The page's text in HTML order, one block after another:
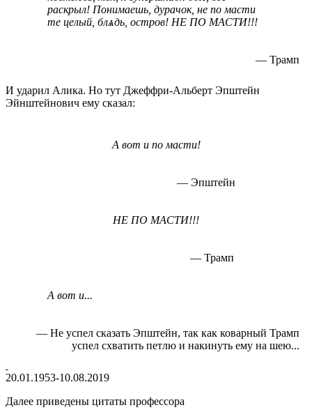
раскрыл! Понимаешь, дурачок, не по масти
те целый, блѧдь, остров! НЕ ПО МАСТИ!!!
— Трамп
И ударил Алика. Но тут Джеффри-Альберт Эпштейн
Эйнштейнович ему сказал:
А вот и по масти!
— Эпштейн
НЕ ПО МАСТИ!!!
— Трамп
А вот и...
— Не успел сказать Эпштейн, так как коварный Трамп
успел схватить петлю и накинуть ему на шею...
20.01.1953-10.08.2019
Далее приведены цитаты профессора